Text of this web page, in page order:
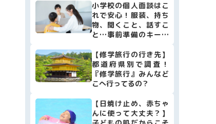
小学校の個人面談はこ
れで安心！服装、持ち
物、聞くこと、話すこ
と…事前準備のキーポ
【修学旅行の行き先】
都道府県別で調査！
『修学旅行』みんなど
こへ行ってるの？
【日焼け止め、赤ちゃ
んに使って大丈夫？】